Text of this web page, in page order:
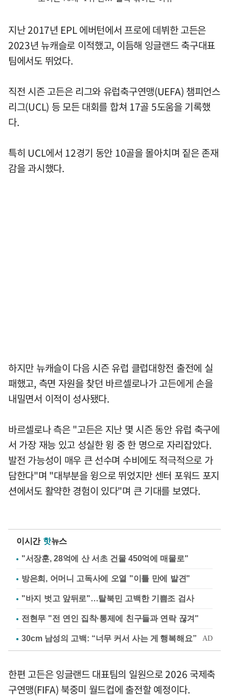
지난 2017년 EPL 에버턴에서 프로에 데뷔한 고든은
2023년 뉴캐슬로 이적했고, 이듬해 잉글랜드 축구대표
팀에서도 뛰었다.
직전 시즌 고든은 리그와 유럽축구연맹(UEFA) 챔피언스
리그(UCL) 등 모든 대회를 합쳐 17골 5도움을 기록했
다.
특히 UCL에서 12경기 동안 10골을 몰아치며 짙은 존재
감을 과시했다.
하지만 뉴캐슬이 다음 시즌 유럽 클럽대항전 출전에 실
패했고, 측면 자원을 찾던 바르셀로나가 고든에게 손을
내밀면서 이적이 성사됐다.
바르셀로나 측은 "고든은 지난 몇 시즌 동안 유럽 축구에
서 가장 재능 있고 성실한 윙 중 한 명으로 자리잡았다.
발전 가능성이 매우 큰 선수며 수비에도 적극적으로 가
담한다"며 "대부분을 윙으로 뛰었지만 센터 포워드 포지
션에서도 활약한 경험이 있다"며 큰 기대를 보였다.
이시간 핫뉴스
"서장훈, 28억에 산 서초 건물 450억에 매물로"
방은희, 어머니 고독사에 오열 "이틀 만에 발견"
"바지 벗고 앞뒤로"…탈북민 고백한 기쁨조 검사
전현무 "전 연인 집착·통제에 친구들과 연락 끊겨"
한편 고든은 잉글랜드 대표팀의 일원으로 2026 국제축
구연맹(FIFA) 북중미 월드컵에 출전할 예정이다.